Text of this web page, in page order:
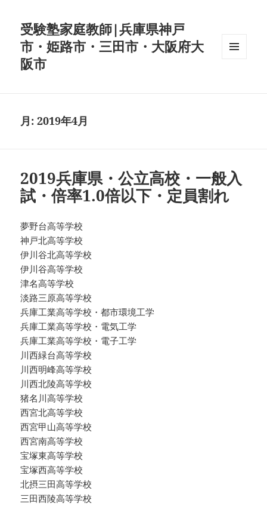
受験塾家庭教師|兵庫県神戸
市・姫路市・三田市・大阪府大
阪市
月:2019年4月
2019兵庫県・公立高校・一般入
試・倍率1.0倍以下・定員割れ
夢野台高等学校
神戸北高等学校
伊川谷北高等学校
伊川谷高等学校
津名高等学校
淡路三原高等学校
兵庫工業高等学校・都市環境工学
兵庫工業高等学校・電気工学
兵庫工業高等学校・電子工学
川西緑台高等学校
川西明峰高等学校
川西北陵高等学校
猪名川高等学校
西宮北高等学校
西宮甲山高等学校
西宮南高等学校
宝塚東高等学校
宝塚西高等学校
北摂三田高等学校
三田西陵高等学校